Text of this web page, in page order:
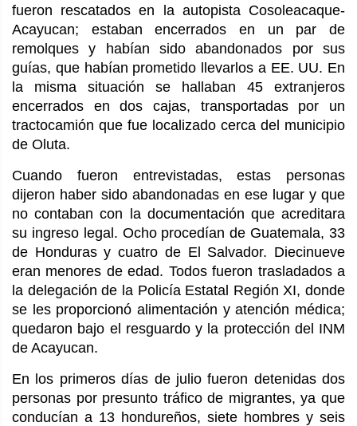
fueron rescatados en la autopista Cosoleacaque-
Acayucan; estaban encerrados en un par de
remolques y habían sido abandonados por sus
guías, que habían prometido llevarlos a EE. UU. En
la misma situación se hallaban 45 extranjeros
encerrados en dos cajas, transportadas por un
tractocamión que fue localizado cerca del municipio
de Oluta.
Cuando fueron entrevistadas, estas personas
dijeron haber sido abandonadas en ese lugar y que
no contaban con la documentación que acreditara
su ingreso legal. Ocho procedían de Guatemala, 33
de Honduras y cuatro de El Salvador. Diecinueve
eran menores de edad. Todos fueron trasladados a
la delegación de la Policía Estatal Región XI, donde
se les proporcionó alimentación y atención médica;
quedaron bajo el resguardo y la protección del INM
de Acayucan.
En los primeros días de julio fueron detenidas dos
personas por presunto tráfico de migrantes, ya que
conducían a 13 hondureños, siete hombres y seis